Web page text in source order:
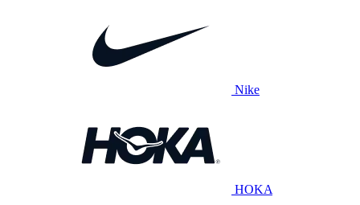
Nike
HOKA